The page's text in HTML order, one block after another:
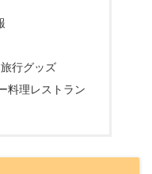
行グッズ
料理レストラン